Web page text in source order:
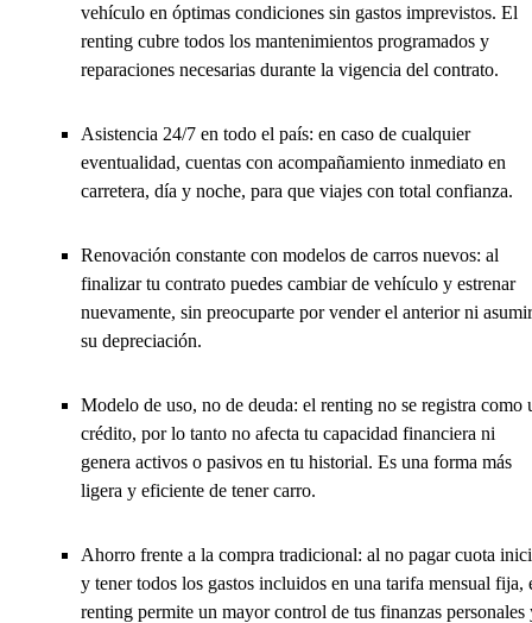
vehículo en óptimas condiciones sin gastos imprevistos. El
renting cubre todos los mantenimientos programados y
reparaciones necesarias durante la vigencia del contrato.
Asistencia 24/7 en todo el país: en caso de cualquier
eventualidad, cuentas con acompañamiento inmediato en
carretera, día y noche, para que viajes con total confianza.
Renovación constante con modelos de carros nuevos: al
finalizar tu contrato puedes cambiar de vehículo y estrenar
nuevamente, sin preocuparte por vender el anterior ni asumir
su depreciación.
Modelo de uso, no de deuda: el renting no se registra como
crédito, por lo tanto no afecta tu capacidad financiera ni
genera activos o pasivos en tu historial. Es una forma más
ligera y eficiente de tener carro.
Ahorro frente a la compra tradicional: al no pagar cuota
y tener todos los gastos incluidos en una tarifa mensual fija,
renting permite un mayor control de tus finanzas personales